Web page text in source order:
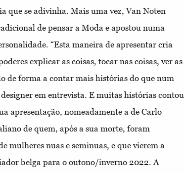
que se adivinha. Mais uma vez, Van Noten
de pensar a Moda e apostou numa
“Esta maneira de apresentar cria
explicar as coisas, tocar nas coisas, ver as
de forma a contar mais histórias do que num
em entrevista. E muitas histórias contou
apresentação, nomeadamente a de Carlo
de quem, após a sua morte, foram
mulheres nuas e seminuas, e que vierem a
belga para o outono/inverno 2022. A